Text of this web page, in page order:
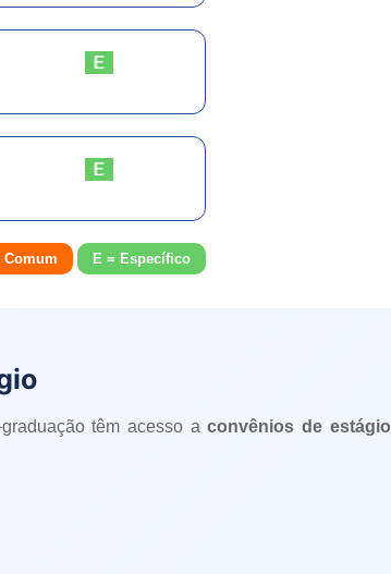
Comum E = Específico
têm acesso aconvênios de estágio